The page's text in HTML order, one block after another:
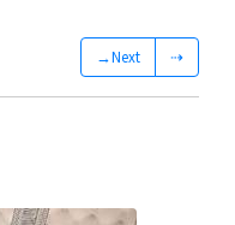
→Next ⇢